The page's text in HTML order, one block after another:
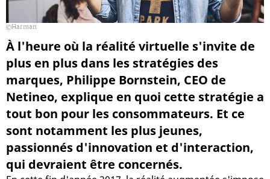
Harman
À l'heure où la réalité virtuelle s'invite de
plus en plus dans les stratégies des
marques, Philippe Bornstein, CEO de
Netineo, explique en quoi cette stratégie a
tout bon pour les consommateurs. Et ce
sont notamment les plus jeunes,
passionnés d'innovation et d'interaction,
qui devraient être concernés.